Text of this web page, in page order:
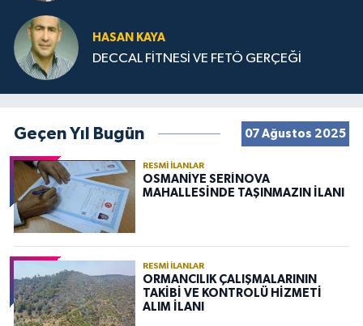
HASAN KAYA
DECCAL FİTNESİ VE FETÖ GERÇEĞİ
Geçen Yıl Bugün 07 Ağustos 2025
RESMI İLANLAR
OSMANİYE SERİNOVA
MAHALLESİNDE TAŞINMAZIN İLANI
RESMI İLANLAR
ORMANCILIK ÇALIŞMALARININ
TAKİBİ VE KONTROLÜ HİZMETİ
ALIM İLANI